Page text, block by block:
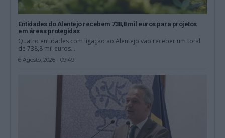
Entidades do Alentejo recebem 738,8 mil euros para projetos
em áreas protegidas
Quatro entidades com ligação ao Alentejo vão receber um total
de 738,8 mil euros...
6 Agosto, 2026 - 09:49